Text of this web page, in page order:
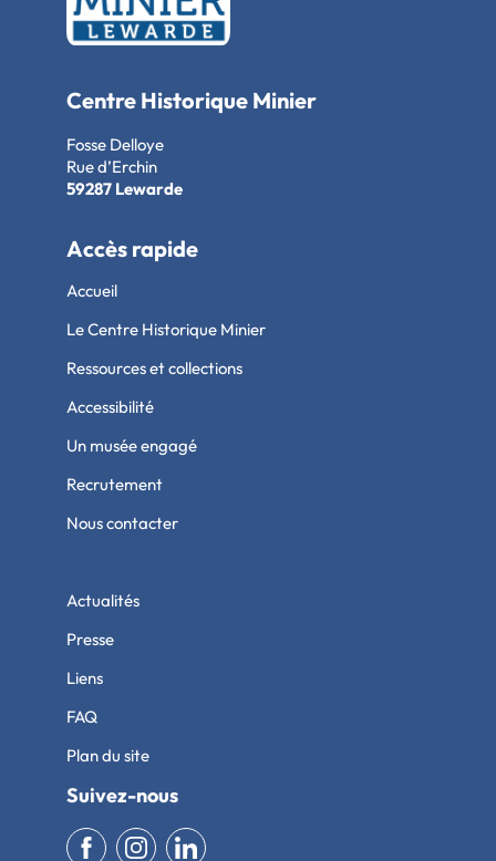
Centre Historique Minier
Fosse Delloye
Rue d’Erchin
59287 Lewarde
Accès rapide
Accueil
Le Centre Historique Minier
Ressources et collections
Accessibilité
Un musée engagé
Recrutement
Nous contacter
Actualités
Presse
Liens
FAQ
Plan du site
Suivez-nous